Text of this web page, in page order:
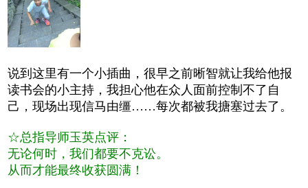
说到这里有一个小插曲，很早之前晰智就让我给他报
读书会的小主持，我担心他在众人面前控制不了自
己，现场出现信马由缰……每次都被我搪塞过去了。
☆总指导师玉英点评：
无论何时，我们都要不克讼。
从而才能最终收获圆满！